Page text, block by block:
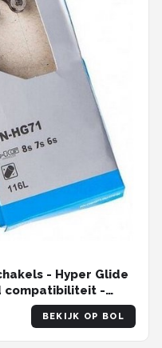
- Hyper Glide
compatibiliteit -
BEKIJK OP BOL